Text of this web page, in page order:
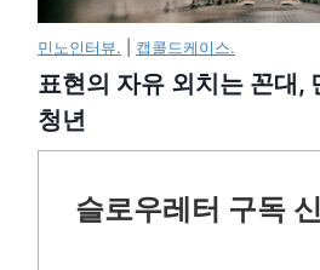
민노인터뷰. 캡콜드케이스.
표현의 자유 외치는 꼰대,
청년
슬로우레터 구독